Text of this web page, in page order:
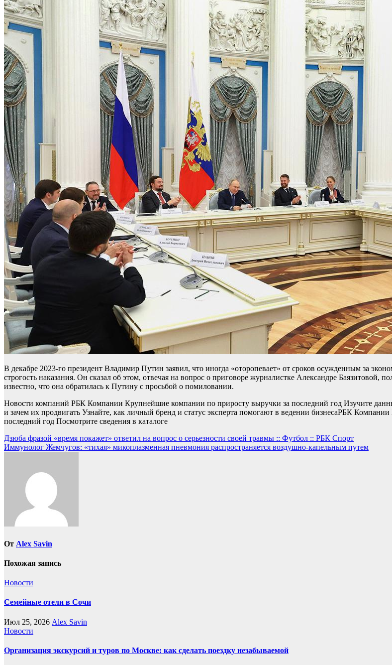
В декабре 2023-го президент Владимир Путин заявил, что иногда «оторопевает» от сроков осужденным за
строгость наказания. Он сказал об этом, отвечая на вопрос о приговоре журналистке Александре Баязитовой,
известно, что она обратилась к Путину с просьбой о помиловании.
Новости компаний РБК Компании Крупнейшие компании по приросту выручки за последний год Изучите
и зачем их продвигать Узнайте, как личный бренд и статус эксперта помогают в ведении бизнесаРБК Компании
последний год Посмотрите сведения в каталоге
Навигация
по
Дзюба фразой «время покажет» ответил на вопрос о серьезности своей травмы :: Футбол :: РБК Спорт
Иммунолог Жемчугов: «тихая» микоплазменная пневмония распространяется воздушно-капельным путем
От Alex Savin
Похожая запись
Новости
Семейные отели в Сочи
Июл 25, 2026 Alex Savin
Новости
Организация экскурсий и туров по Москве: как сделать поездку незабываемой